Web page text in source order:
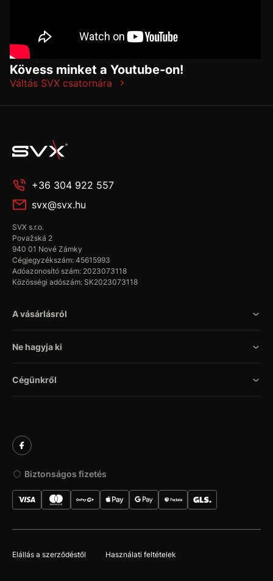
Kövess minket a Youtube-on!
Váltás SVX csatornára
+36 304 922 557
svx@svx.hu
SVX s.r.o.
Považská 2
940 01 Nové Zámky
Cégjegyzékszám: 45615993
Adóazonosító szám: 2023073118
Közösségi adószám: SK2023073118
A vásárlásról
Ne hagyja ki
Cégünkről
Biztonságos fizetés
Elállás a szerződéstől Használati feltételek